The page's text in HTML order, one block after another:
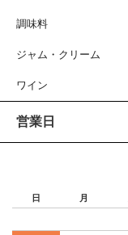
調味料
ジャム・クリーム
ワイン
営業日
日 月